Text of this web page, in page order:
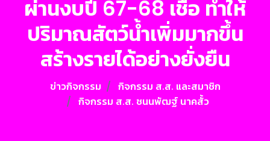
ผ่านงบปี 67-68 เชื่อ ทำให้
ปริมาณสัตว์น้ำเพิ่มมากขึ้น
สร้างรายได้อย่างยั่งยืน
ข่าวกิจกรรม
กิจกรรม ส.ส. และสมาชิก
กิจกรรม ส.ส. ชนนพัฒฐ์ นาคสั้ว